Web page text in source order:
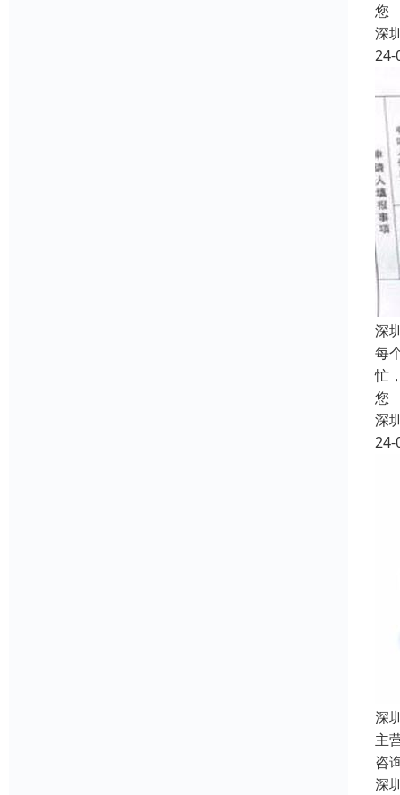
您
深
24-
深
每
忙
您
深
24-
深
主
咨
深